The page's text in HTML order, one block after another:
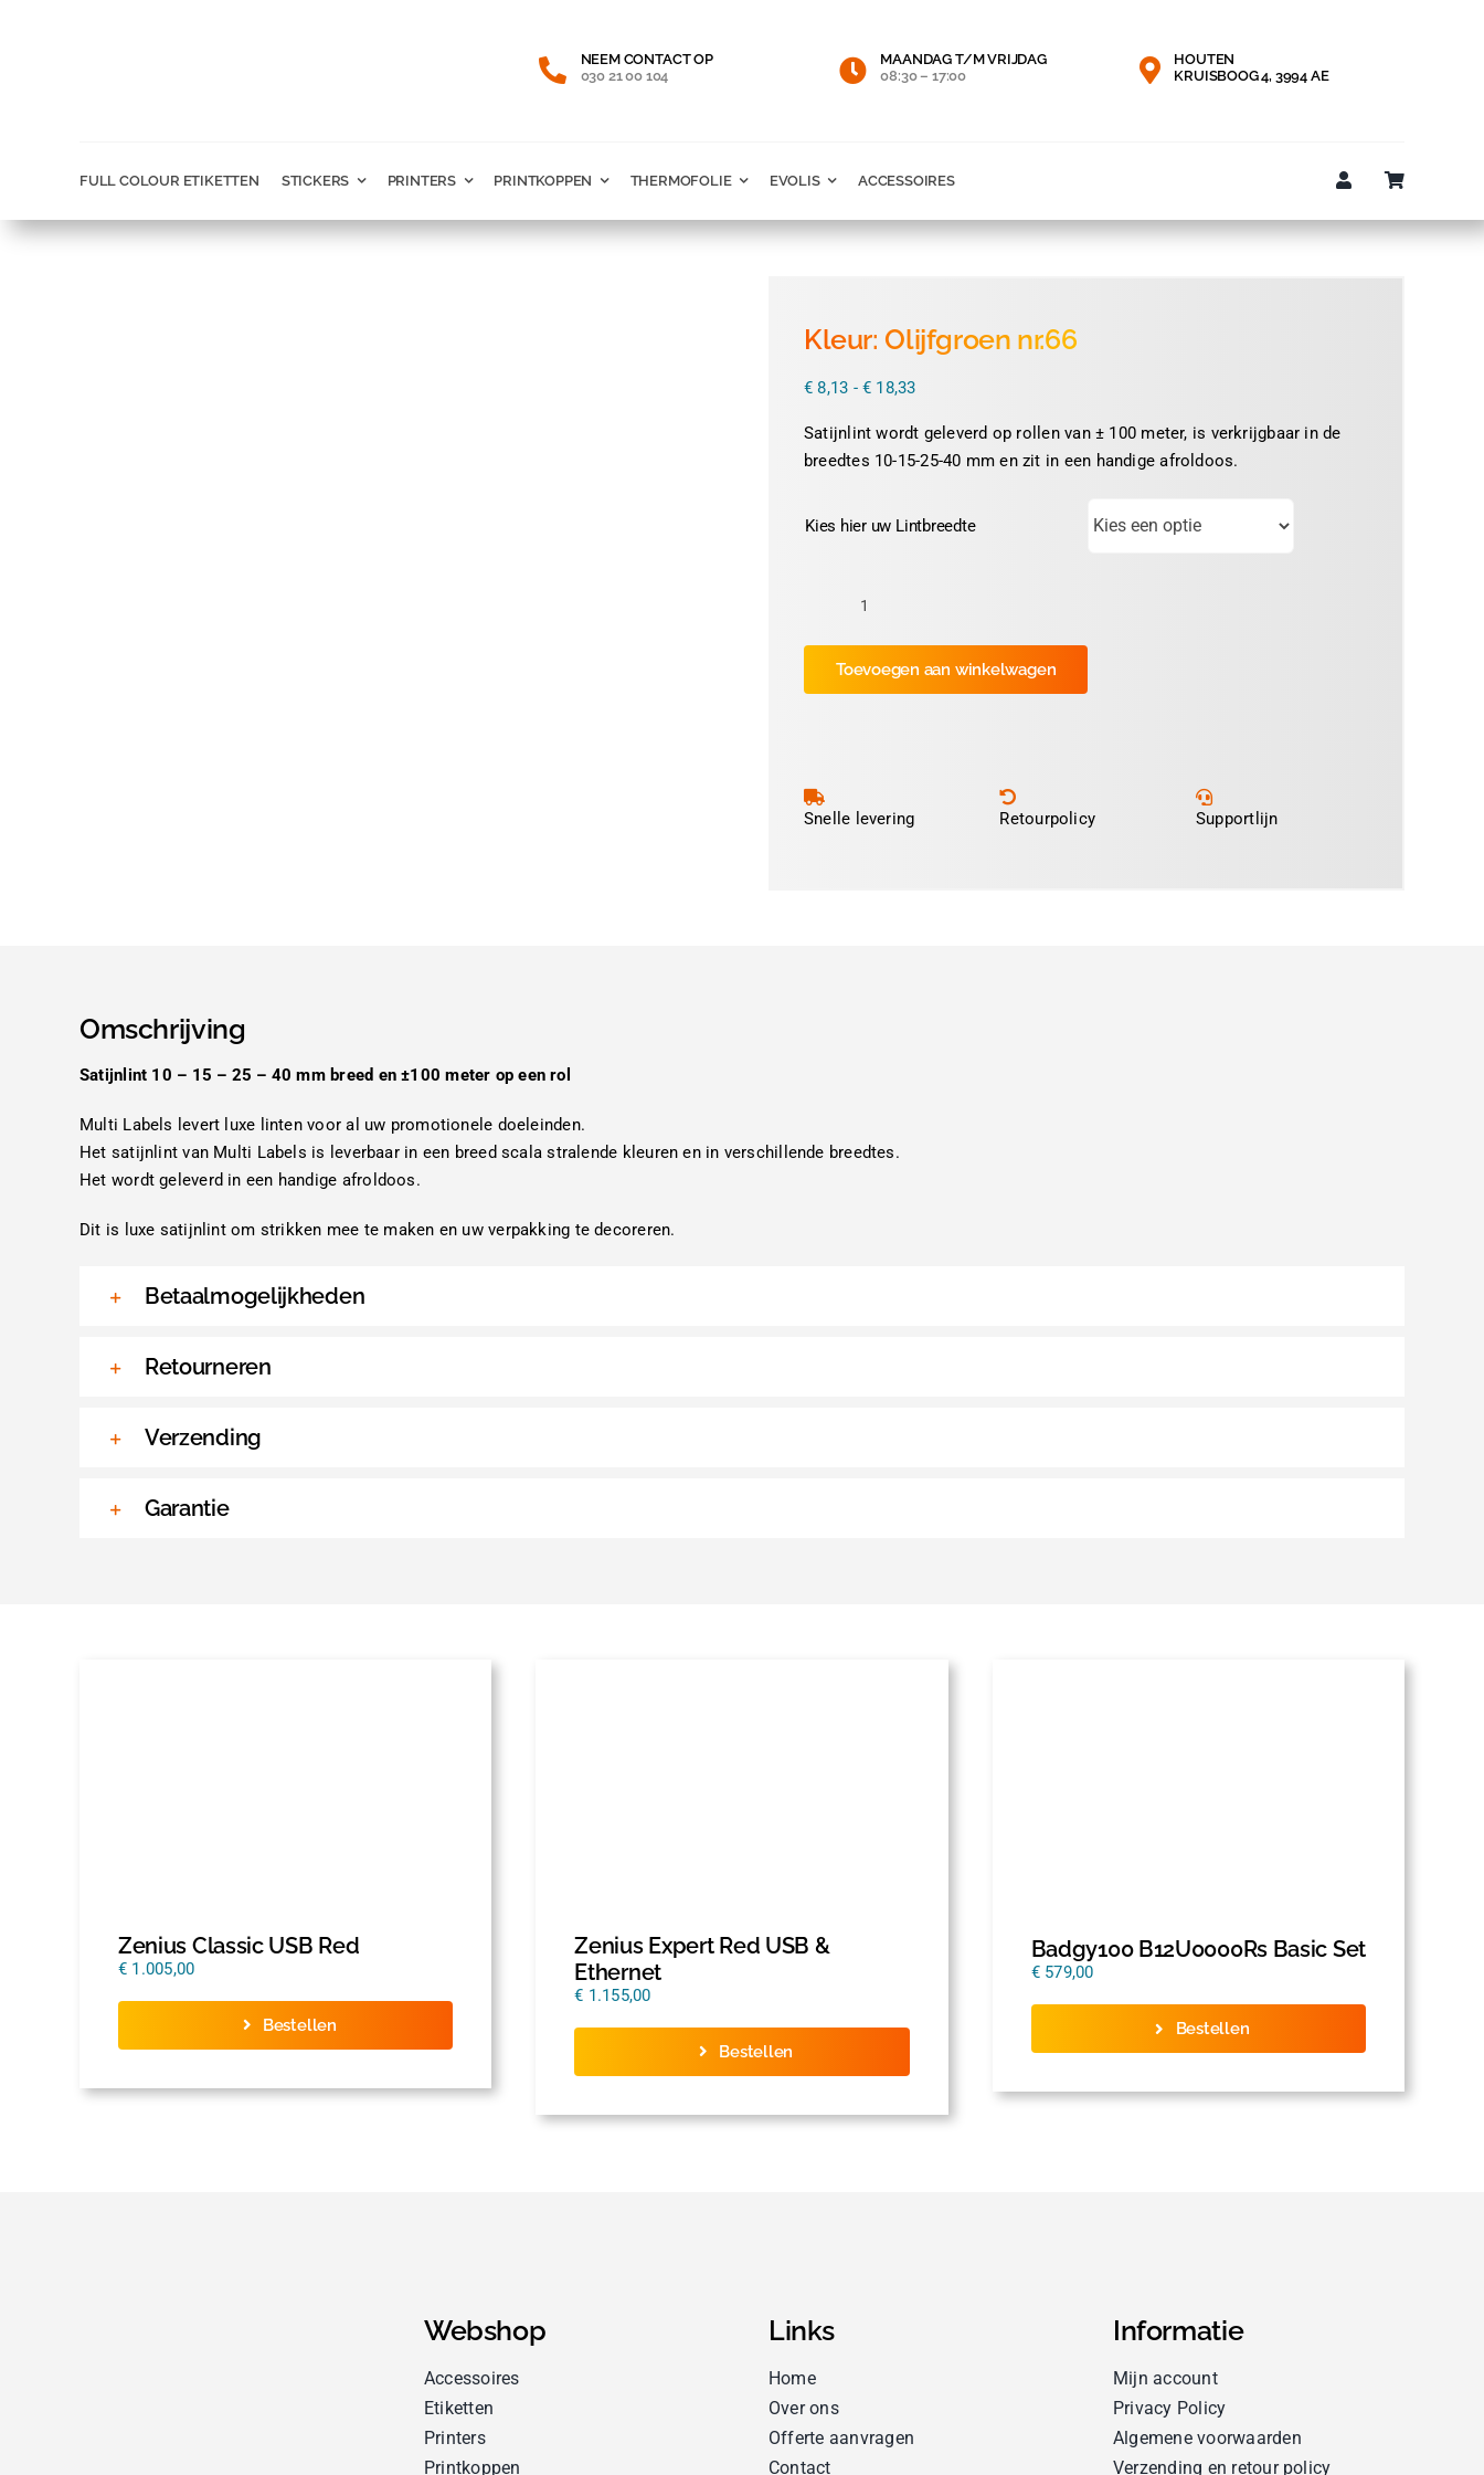
NEEM CONTACT OP
030 21 00 104
MAANDAG T/M VRIJDAG
08:30 – 17:00
HOUTEN
KRUISBOOG 4, 3994 AE
FULL COLOUR ETIKETTEN STICKERS PRINTERS PRINTKOPPEN THERMOFOLIE EVOLIS ACCESSOIRES
Kleur: Olijfgroen nr.66
€ 8,13 - € 18,33Prijsklasse:
tot
€ 18,33
Satijnlint wordt geleverd op rollen van ± 100 meter, is verkrijgbaar in de
breedtes 10-15-25-40 mm en zit in een handige afroldoos.
Kies hier uw Lintbreedte
Kleur:
Olijfgroen
nr.66
aantal
Toevoegen aan winkelwagen
Snelle levering Retourpolicy Supportlijn
Omschrijving
Satijnlint 10 – 15 – 25 – 40 mm breed en ±100 meter op een rol
Multi Labels levert luxe linten voor al uw promotionele doeleinden.
Het satijnlint van Multi Labels is leverbaar in een breed scala stralende kleuren en in verschillende breedtes.
Het wordt geleverd in een handige afroldoos.
Dit is luxe satijnlint om strikken mee te maken en uw verpakking te decoreren.
Betaalmogelijkheden
Retourneren
Verzending
Garantie
Zenius Classic USB Red
€ 1.005,00
Bestellen
Zenius Expert Red USB &
Ethernet
€ 1.155,00
Bestellen
Badgy100 B12U0000Rs Basic Set
€579,00
Bestellen
Webshop
Accessoires
Etiketten
Printers
Printkoppen
Links
Home
Over ons
Offerte aanvragen
Contact
Informatie
Mijn account
Privacy Policy
Algemene voorwaarden
Verzending en retour policy